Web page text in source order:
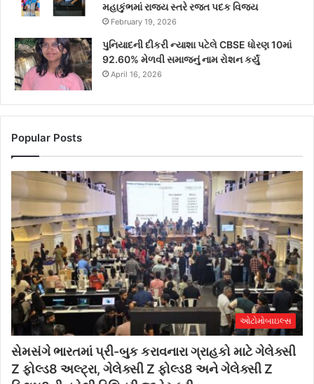
મહાકુંભમાં રાજ્ય સ્તરે રજત પદક વિજય
February 19, 2026
પુનિયાદની દીકરી ન્યાશા પટેલે CBSE ધોરણ 10માં
92.60% મેળવી સમાજનું નામ રોશન કર્યું
April 16, 2026
Popular Posts
ઓટોમોબાઇલ્સ
સેમસંગે ભારતમાં પ્રી-બુક કરાવનારા ગ્રાહકો માટે ગેલેક્સી
Z ફોલ્ડ8 અલ્ટ્રા, ગેલેક્સી Z ફોલ્ડ8 અને ગેલેક્સી Z